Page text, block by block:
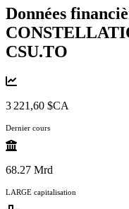
Données
CSU.TO
3 221,60 $CA
Dernier cours
68.27 Mrd
LARGE capitalisation